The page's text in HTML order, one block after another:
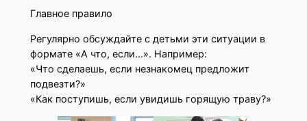
Главное правило
Регулярно обсуждайте с детьми эти ситуации в
формате «А что, если…». Например:
«Что сделаешь, если незнакомец предложит
подвезти?»
«Как поступишь, если увидишь горящую траву?»